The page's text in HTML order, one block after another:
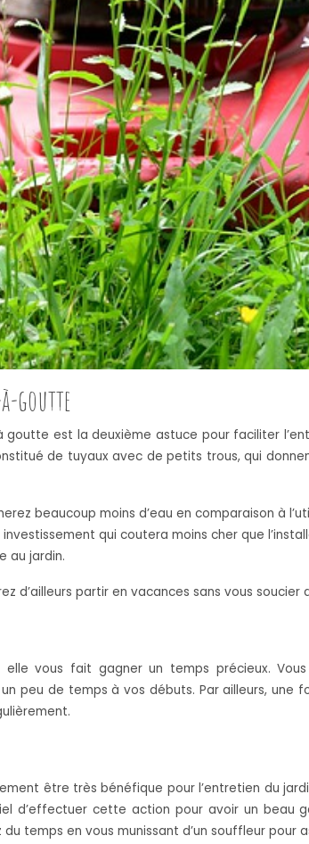
goutte
est la deuxième astuce pour faciliter
de tuyaux avec de petits trous, qui
beaucoup moins d’eau en comparaison à
qui coutera moins cher que
au jardin.
d’ailleurs partir en vacances sans vous soucier
vous fait gagner un temps précieux.
peu de temps à vos débuts. Par ailleurs, une
être très bénéfique pour l’entretien du
d’effectuer cette action pour avoir un beau
temps en vous munissant d’un souffleur pour